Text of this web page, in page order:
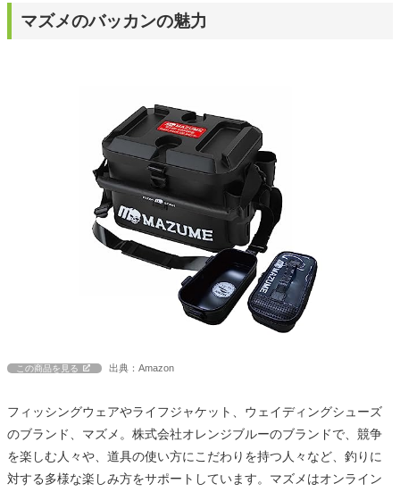
マズメのバッカンの魅力
この商品を見る 出典：Amazon
フィッシングウェアやライフジャケット、ウェイディングシューズ
のブランド、マズメ。株式会社オレンジブルーのブランドで、競争
を楽しむ人々や、道具の使い方にこだわりを持つ人々など、釣りに
対する多様な楽しみ方をサポートしています。マズメはオンライン